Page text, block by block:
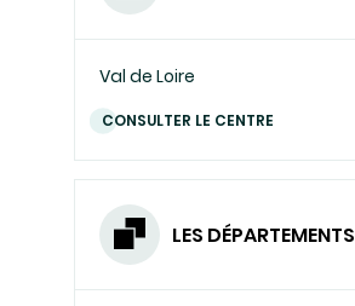
Val de Loire
CONSULTER LE CENTRE
LES DÉPARTEMENTS